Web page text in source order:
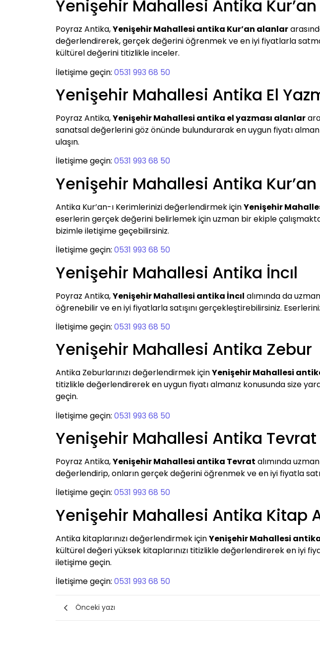
Yenişehir Mahallesi Antika
Poyraz Antika,Yenişehir Mahallesi antika Kur’an alanlar
değerlendirerek, gerçek değerini öğrenmek ve en iyi fiyatlarla
kültürel değerini titizlikle inceler.
İletişime geçin: 0531 993 68 50
Yenişehir Mahallesi Antika El
Poyraz Antika,Yenişehir Mahallesi antika el yazması alanlar
sanatsal değerlerini göz önünde bulundurarak en uygun fiyatı
ulaşın.
İletişime geçin: 0531 993 68 50
Yenişehir Mahallesi Antika Kur’an
Antika Kur’an-ı Kerimlerinizi değerlendirmek içinYenişehir
eserlerin gerçek değerini belirlemek için uzman bir ekiple
bizimle iletişime geçebilirsiniz.
İletişime geçin: 0531 993 68 50
Yenişehir Mahallesi Antika İncıl
Poyraz Antika,Yenişehir Mahallesi antika İncıl alımında da
öğrenebilir ve en iyi fiyatlarla satışını gerçekleştirebilirsiniz.
İletişime geçin: 0531 993 68 50
Yenişehir Mahallesi Antika Zebur
Antika Zeburlarınızı değerlendirmek içinYenişehir Mahallesi
titizlikle değerlendirerek en uygun fiyatı almanız konusunda size
geçin.
İletişime geçin: 0531 993 68 50
Yenişehir Mahallesi Antika Tevrat
Poyraz Antika,Yenişehir Mahallesi antika Tevrat alımında
değerlendirip, onların gerçek değerini öğrenmek ve en iyi fiyatla
İletişime geçin: 0531 993 68 50
Yenişehir Mahallesi Antika Kitap
Antika kitaplarınızı değerlendirmek içinYenişehir Mahallesi
kültürel değeri yüksek kitaplarınızı titizlikle değerlendirerek en iyi
iletişime geçin.
İletişime geçin: 0531 993 68 50
Önceki yazı